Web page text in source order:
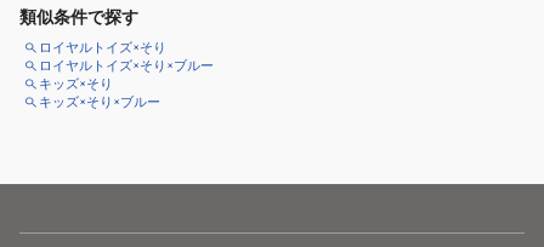
類似条件で探す
ロイヤルトイズ×そり
ロイヤルトイズ×そり×ブルー
キッズ×そり
キッズ×そり×ブルー